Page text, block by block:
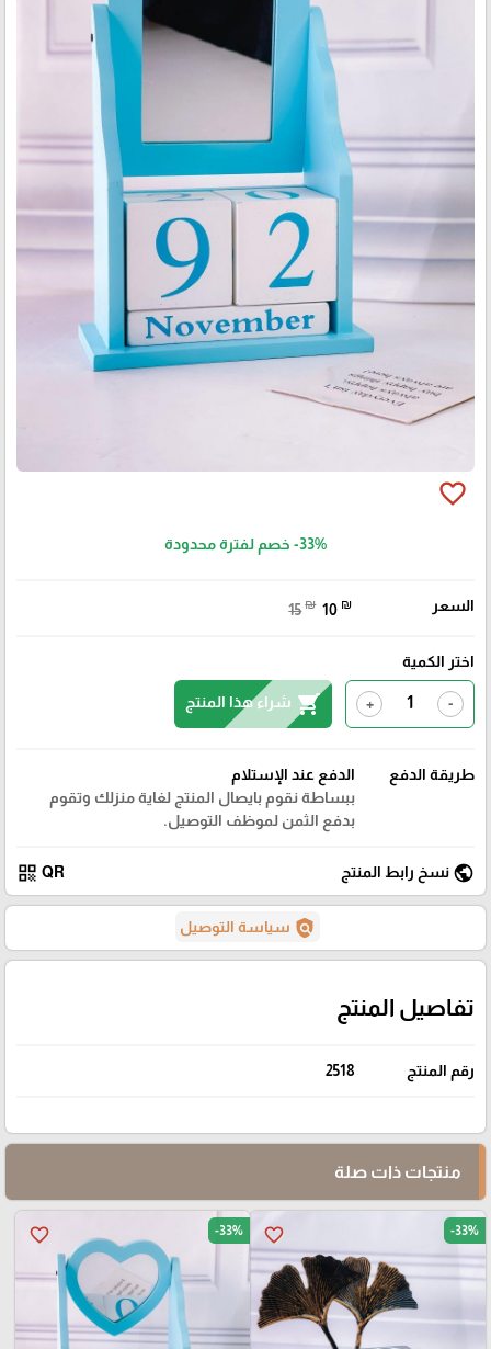
favorite_border
-33% خصم لفترة محدودة
السعر 15 ₪ 10 ₪
اختر الكمية
-
+
shopping_cart شراء هذا المنتج
طريقة الدفع
الدفع عند الإستلام
ببساطة نقوم بايصال المنتج لغاية منزلك وتقوم
بدفع الثمن لموظف التوصيل.
public نسخ رابط المنتج QR
qr_code
policy سياسة التوصيل
تفاصيل المنتج
رقم المنتج 2518
منتجات ذات صلة
favorite_border -33%
favorite_border -33%